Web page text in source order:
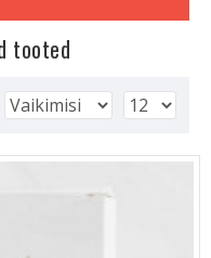
tooted